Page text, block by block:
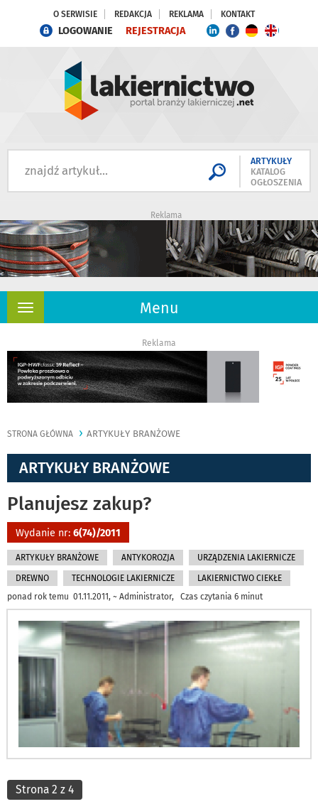
O SERWISIE REDAKCJA REKLAMA KONTAKT
LOGOWANIE REJESTRACJA
ARTYKUŁY
KATALOG
OGŁOSZENIA
Reklama
Menu
Rozwiń
Reklama
STRONA GŁÓWNA ARTYKUŁY BRANŻOWE
ARTYKUŁY BRANŻOWE
Planujesz zakup?
Wydanie nr: 6(74)/2011
ARTYKUŁY BRANŻOWE ANTYKOROZJA URZĄDZENIA LAKIERNICZE
DREWNO TECHNOLOGIE LAKIERNICZE
LAKIERNICTWO CIEKŁE
ponad rok temu 01.11.2011, ~ Administrator, Czas czytania 6 minut
Strona 2 z 4